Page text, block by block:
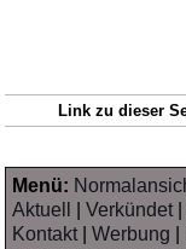
Link zu dieser
Menü:
Aktuell
|Verkündet
Kontakt|Werbung